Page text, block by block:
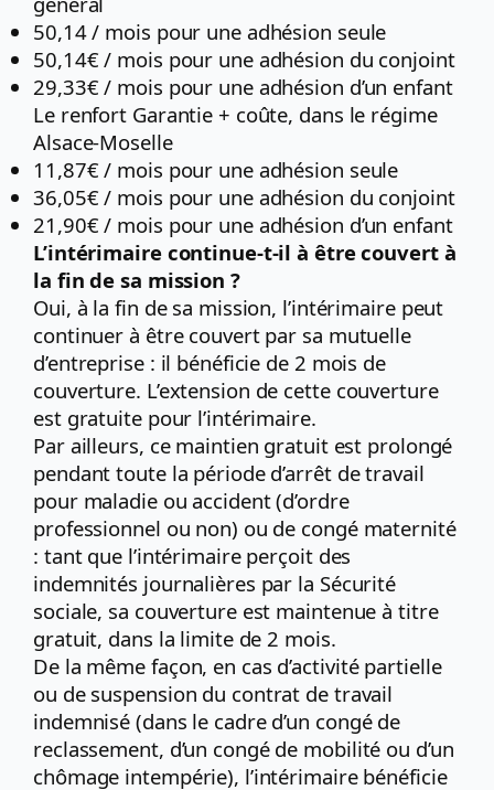
50,14 / mois pour une adhésion seule
50,14€ / mois pour une adhésion du conjoint
29,33€ / mois pour une adhésion d’un enfant
Le renfort Garantie + coûte, dans le régime
Alsace-Moselle
11,87€ / mois pour une adhésion seule
36,05€ / mois pour une adhésion du conjoint
21,90€ / mois pour une adhésion d’un enfant
L’intérimaire continue-t-il à être couvert à
la fin de sa mission ?
Oui, à la fin de sa mission, l’intérimaire peut
continuer à être couvert par sa mutuelle
d’entreprise : il bénéficie de 2 mois de
couverture. L’extension de cette couverture
est gratuite pour l’intérimaire.
Par ailleurs, ce maintien gratuit est prolongé
pendant toute la période d’arrêt de travail
pour maladie ou accident (d’ordre
professionnel ou non) ou de congé maternité
: tant que l’intérimaire perçoit des
indemnités journalières par la Sécurité
sociale, sa couverture est maintenue à titre
gratuit, dans la limite de 2 mois.
De la même façon, en cas d’activité partielle
ou de suspension du contrat de travail
indemnisé (dans le cadre d’un congé de
reclassement, d’un congé de mobilité ou d’un
chômage intempérie), l’intérimaire bénéficie